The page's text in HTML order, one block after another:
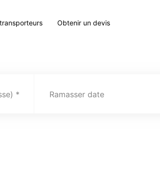
Obtenir un devis
Ramasser date